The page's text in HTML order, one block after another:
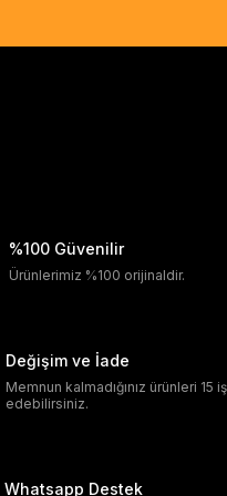
%100 Güvenilir
Ürünlerimiz %100 orijinaldir.
Değişim ve İade
Memnun kalmadığınız ürünleri
edebilirsiniz.
Whatsapp Destek